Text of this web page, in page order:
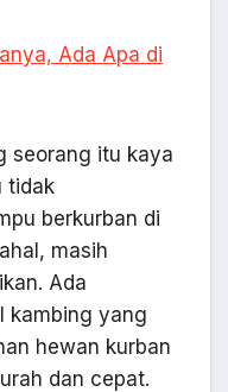
Ada Apa di
seorang itu kaya
tidak
berkurban di
masih
Ada
kambing yang
hewan kurban
dan cepat.